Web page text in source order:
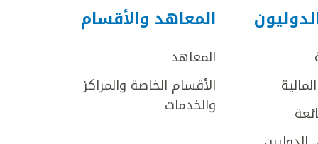
المعاهد والأقسام
المعاهد
الأقسام الخاصة والمراكز
والخدمات